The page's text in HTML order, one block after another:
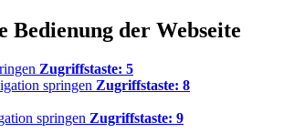
der Webseite
Zugriffstaste: 5
springen Zugriffstaste: 8
springen Zugriffstaste: 9